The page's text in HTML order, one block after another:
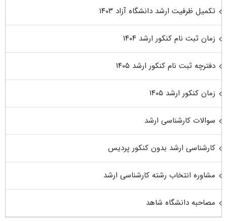
تکمیل ظرفیت ارشد دانشگاه آزاد ۱۴۰۳
زمان ثبت نام کنکور ارشد ۱۴۰۴
دفترچه ثبت نام کنکور ارشد ۱۴۰۵
زمان کنکور ارشد ۱۴۰۵
سوالات کارشناسی ارشد
کارشناسی ارشد بدون کنکور پردیس
مشاوره انتخاب رشته کارشناسی ارشد
مصاحبه دانشگاه شاهد